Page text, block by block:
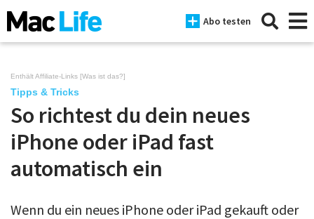
Abo testen
News
iPhone
Mac
iPad
Enthält Affiliate-Links [Was ist das?]
Tipps & Tricks
So richtest du dein neues
iPhone oder iPad fast
automatisch ein
Wenn du ein neues iPhone oder iPad gekauft oder